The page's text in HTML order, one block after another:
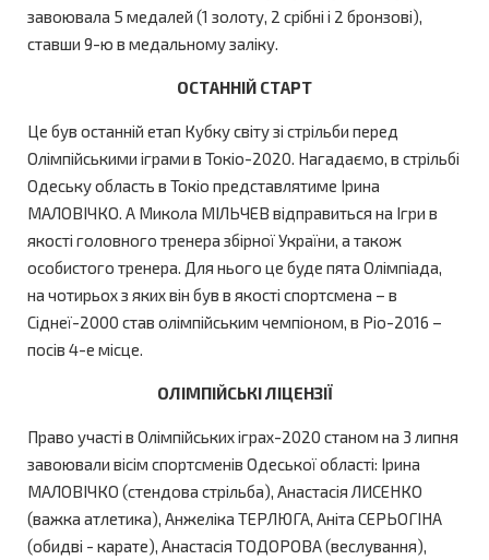
завоювала 5 медалей (1 золоту, 2 срібні і 2 бронзові),
ставши 9-ю в медальному заліку.
ОСТАННІЙ СТАРТ
Це був останній етап Кубку світу зі стрільби перед
Олімпійськими іграми в Токіо-2020. Нагадаємо, в стрільбі
Одеську область в Токіо представлятиме Ірина
МАЛОВІЧКО. А Микола МІЛЬЧЕВ відправиться на Ігри в
якості головного тренера збірної України, а також
особистого тренера. Для нього це буде пята Олімпіада,
на чотирьох з яких він був в якості спортсмена – в
Сіднеї-2000 став олімпійським чемпіоном, в Ріо-2016 –
посів 4-е місце.
ОЛІМПІЙСЬКІ ЛІЦЕНЗІЇ
Право участі в Олімпійських іграх-2020 станом на 3 липня
завоювали вісім спортсменів Одеської області: Ірина
МАЛОВІЧКО (стендова стрільба), Анастасія ЛИСЕНКО
(важка атлетика), Анжеліка ТЕРЛЮГА, Аніта СЕРЬОГІНА
(обидві - карате), Анастасія ТОДОРОВА (веслування),